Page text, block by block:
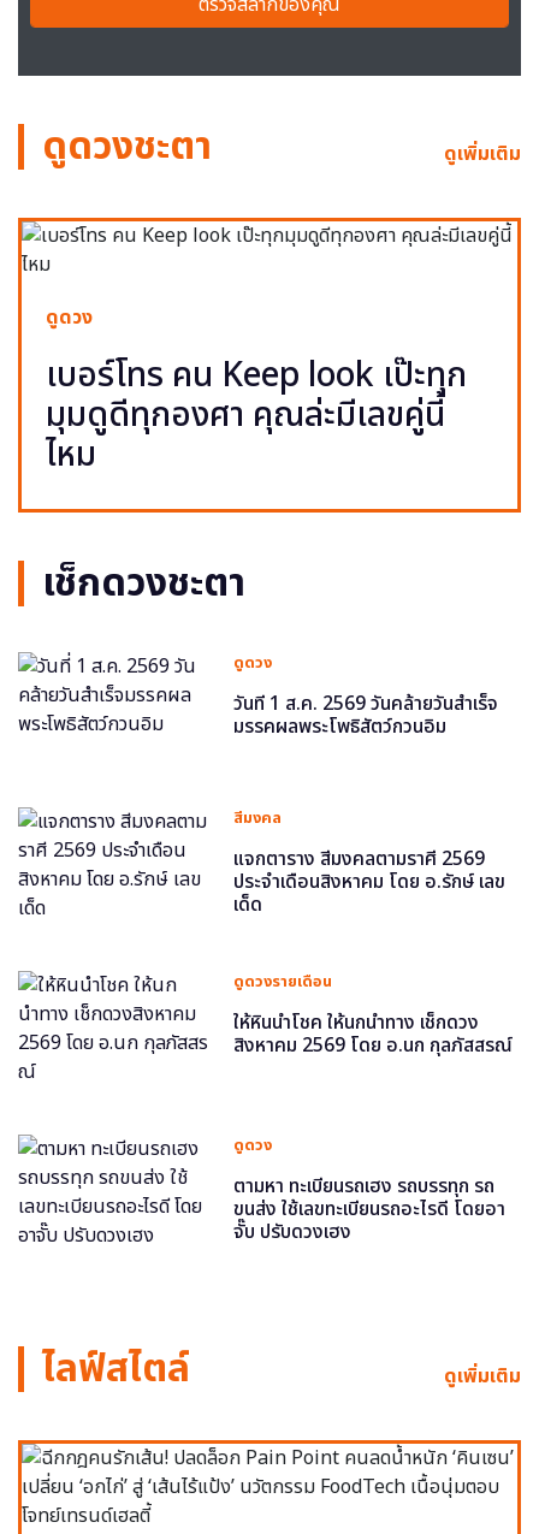
ดูดวงชะตา ดูเพิ่มเติม
ดูดวง
เบอร์โทร คน Keep look เป๊ะทุก
มุมดูดีทุกองศา คุณล่ะมีเลขคู่นี้
ไหม
เช็กดวงชะตา
ดูดวง
วันที่ 1 ส.ค. 2569 วันคล้ายวันสำเร็จ
มรรคผลพระโพธิสัตว์กวนอิม
สีมงคล
แจกตาราง สีมงคลตามราศี 2569
ประจำเดือนสิงหาคม โดย อ.รักษ์ เลข
เด็ด
ดูดวงรายเดือน
ให้หินนำโชค ให้นกนำทาง เช็กดวง
สิงหาคม 2569 โดย อ.นก กุลภัสสรณ์
ดูดวง
ตามหา ทะเบียนรถเฮง รถบรรทุก รถ
ขนส่ง ใช้เลขทะเบียนรถอะไรดี โดยอา
จั๊บ ปรับดวงเฮง
ไลฟ์สไตล์ ดูเพิ่มเติม